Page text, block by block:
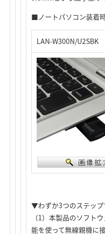
■ノートパソコン装着
LAN-W300N/U2SBK
▼わずか3つのステップ
（1）本製品のソフト
能を使って無線親機に